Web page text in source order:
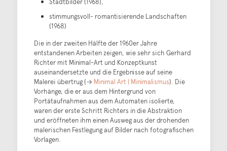
stimmungsvoll- romantisierende Landschaften
(1968)
Die in der zweiten Hälfte der 1960er Jahre
entstandenen Arbeiten zeigen, wie sehr sich Gerhard
Richter mit Minimal-Art und Konzeptkunst
auseinandersetzte und die Ergebnisse auf seine
Malerei übertrug (→ Minimal Art | Minimalismus). Die
Vorhänge, die er aus dem Hintergrund von
Portätaufnahmen aus dem Automaten isolierte,
waren der erste Schritt Richters in die Abstraktion
und eröffneten ihm einen Ausweg aus der drohenden
malerischen Festlegung auf Bilder nach fotografischen
Vorlagen.